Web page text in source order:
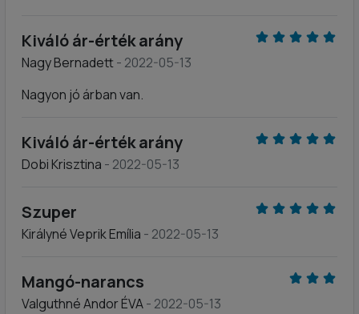
Kiváló ár-érték arány
Nagy Bernadett- 2022-05-13
Nagyon jó árban van.
Kiváló ár-érték arány
Dobi Krisztina - 2022-05-13
Szuper
Királyné Veprik Emília - 2022-05-13
Mangó-narancs
Valguthné Andor ÉVA- 2022-05-13